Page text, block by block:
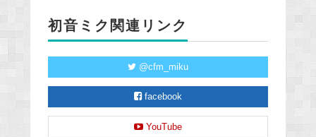
初音ミク関連リンク
@cfm_miku
facebook
YouTube